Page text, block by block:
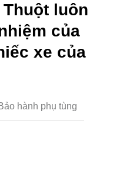
luôn
của
xe của
hành phụ tùng